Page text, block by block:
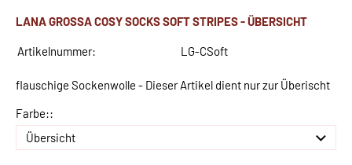
LANA GROSSA COSY SOCKS SOFT STRIPES - ÜBERSICHT
Artikelnummer: LG-CSoft
flauschige Sockenwolle - Dieser Artikel dient nur zur Überischt
Farbe::